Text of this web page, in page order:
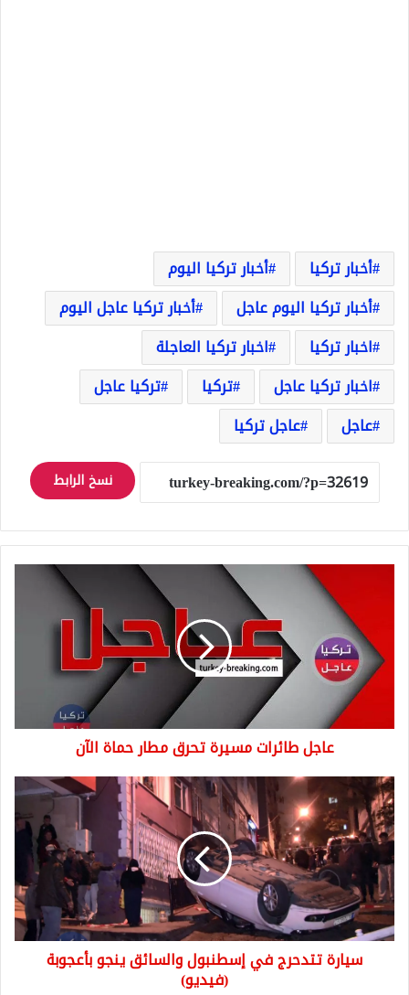
أخبار تركيا
أخبار تركيا اليوم
أخبار تركيا اليوم عاجل
أخبار تركيا عاجل اليوم
اخبار تركيا
اخبار تركيا العاجلة
اخبار تركيا عاجل
تركيا
تركيا عاجل
عاجل
عاجل تركيا
نسخ الرابط
مطار
حماة
عاجل طائرات مسيرة تحرق مطار حماة الآن
سيارة
تتدحرج
في
إسطنبول
والسائق
ينجو
بأعجوبة
(فيديو)
سيارة تتدحرج في إسطنبول والسائق ينجو بأعجوبة
(فيديو)